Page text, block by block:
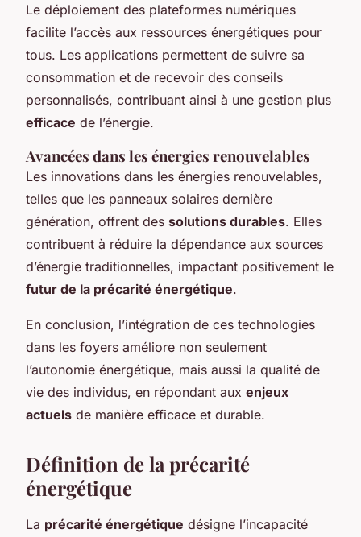
Le déploiement des plateformes numériques
facilite l’accès aux ressources énergétiques pour
tous. Les applications permettent de suivre sa
consommation et de recevoir des conseils
personnalisés, contribuant ainsi à une gestion plus
efficace de l’énergie.
Avancées dans les énergies renouvelables
Les innovations dans les énergies renouvelables,
telles que les panneaux solaires dernière
génération, offrent des solutions durables. Elles
contribuent à réduire la dépendance aux sources
d’énergie traditionnelles, impactant positivement le
futur de la précarité énergétique.
En conclusion, l’intégration de ces technologies
dans les foyers améliore non seulement
l’autonomie énergétique, mais aussi la qualité de
vie des individus, en répondant aux enjeux
actuels de manière efficace et durable.
Définition de la précarité
énergétique
La précarité énergétique désigne l’incapacité